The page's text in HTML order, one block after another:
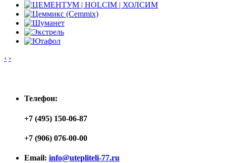
‹ ›
Телефон:
+7 (495) 150-06-87
+7 (906) 076-00-00
Email: info@utepliteli-77.ru